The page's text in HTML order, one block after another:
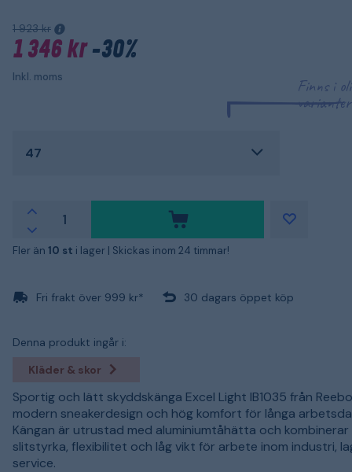
1 923 kr
1 346 kr-30%
Inkl. moms
Finns i
varianter
47
Fler än 10 st i lager | Skickas inom 24 timmar!
Fri frakt över 999 kr* 30 dagars öppet köp
Denna produkt ingår i:
Kläder & skor
Sportig och lätt skyddskänga Excel Light IB1035 från
modern sneakerdesign och hög komfort för långa
Kängan är utrustad med aluminiumtåhätta och kombinerar
slitstyrka, flexibilitet och låg vikt för arbete inom industri,
service.